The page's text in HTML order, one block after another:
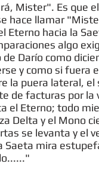
Mister". Es que
hace llamar
Eterno hacia la
algo
Darío como
y como si fuera
la puera lateral, el
de facturas por la
el Eterno; todo
Delta y el Mono
se levanta y el
Saeta mira